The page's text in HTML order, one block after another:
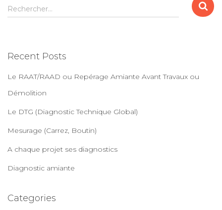
R
e
r
h
e
Rechercher…
Recent Posts
Le RAAT/RAAD ou Repérage Amiante Avant Travaux ou
Démolition
Le DTG (Diagnostic Technique Global)
Mesurage (Carrez, Boutin)
A chaque projet ses diagnostics
Diagnostic amiante
Categories